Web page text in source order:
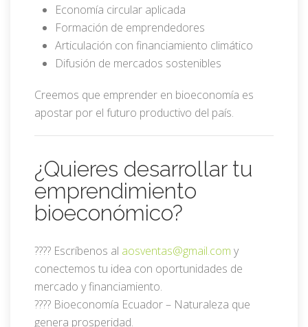
Economía circular aplicada
Formación de emprendedores
Articulación con financiamiento climático
Difusión de mercados sostenibles
Creemos que emprender en bioeconomía es
apostar por el futuro productivo del país.
¿Quieres desarrollar tu
emprendimiento
bioeconómico?
???? Escríbenos al aosventas@gmail.com y
conectemos tu idea con oportunidades de
mercado y financiamiento.
???? Bioeconomía Ecuador – Naturaleza que
genera prosperidad.